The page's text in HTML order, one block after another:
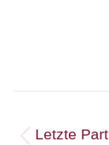
Letzte